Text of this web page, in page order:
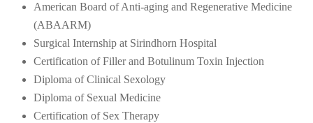
American Board of Anti-aging and Regenerative Medicine
(ABAARM)
Surgical Internship at Sirindhorn Hospital
Certification of Filler and Botulinum Toxin Injection
Diploma of Clinical Sexology
Diploma of Sexual Medicine
Certification of Sex Therapy